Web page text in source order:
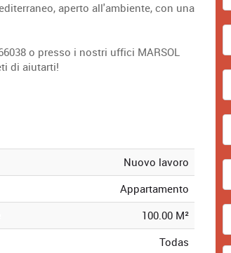
aperto all'ambiente, con una
o presso i nostri uffici MARSOL
di aiutarti!
Nuovo lavoro
Appartamento
100.00 M²
Todas